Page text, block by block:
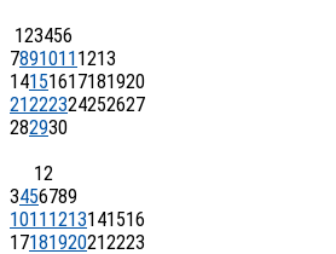
123456
7891011 1213
14151617181920
21222324252627
282930
12
3456789
1011 1213141516
17181920212223